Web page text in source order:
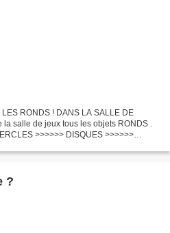
RONDS ! DANS LA SALLE DE
la salle de jeux tous les objets RONDS .
>>>>>> DISQUES >>>>>>
?